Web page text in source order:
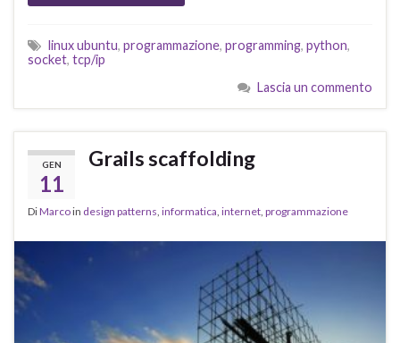
linux ubuntu, programmazione, programming, python,
socket, tcp/ip
Lascia un commento
GEN
11
Grails scaffolding
DiMarcoin design patterns informatica internet programmazione